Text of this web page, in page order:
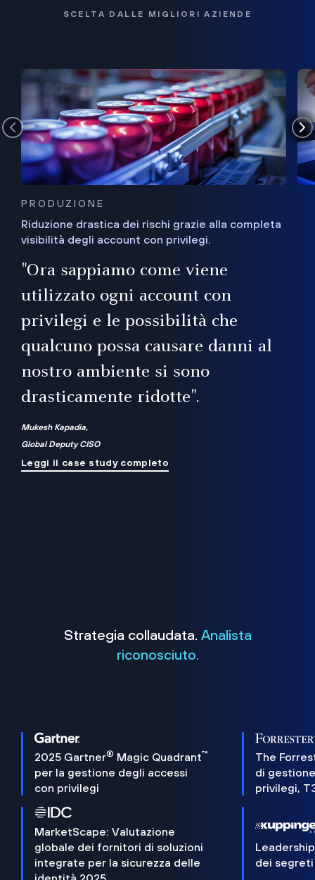
SCELTA DALLE MIGLIORI AZIENDE
PRODUZIONE
Riduzione drastica dei rischi grazie alla completa
visibilità degli account con privilegi.
"Ora sappiamo come viene
utilizzato ogni account con
privilegi e le possibilità che
qualcuno possa causare danni al
nostro ambiente si sono
drasticamente ridotte".
Mukesh Kapadia,
Global Deputy CISO
Leggi il case study completo
Strategia collaudata. Analista
riconosciuto.
2025 Gartner® Magic Quadrant™
per la gestione degli accessi
con privilegi
The
di
privilegi,
MarketScape: Valutazione
globale dei fornitori di soluzioni
integrate per la sicurezza delle
dei segreti